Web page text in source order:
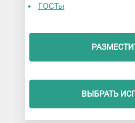
ГОСТы
ВЫБРАТЬ